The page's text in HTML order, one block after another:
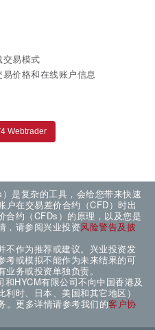
交易模式
价格和在线账户信息
Webtrader
是复杂的工具，会给您带来快速
户在交易差价合约（CFD）时出
合约（CFDs）的原理，以及您是
，请参阅兴业投资风险警告及披
不作为推荐或建议。兴业投资发
考或模拟不能作为未来结果的可
务或投资单独负责。
和HYCM有限公司不向中国香港及
时、日本、美国和其它地区）
。更多详情请参考我们的客户协